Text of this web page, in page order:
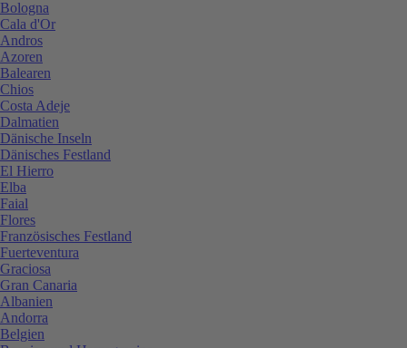
Bologna
Cala d'Or
Andros
Azoren
Balearen
Chios
Costa Adeje
Dalmatien
Dänische Inseln
Dänisches Festland
El Hierro
Elba
Faial
Flores
Französisches Festland
Fuerteventura
Graciosa
Gran Canaria
Albanien
Andorra
Belgien